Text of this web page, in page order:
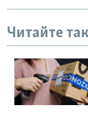
Читайте